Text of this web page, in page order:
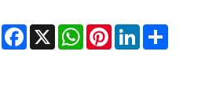
Facebook
X WhatsAppPinterestLinkedInShare